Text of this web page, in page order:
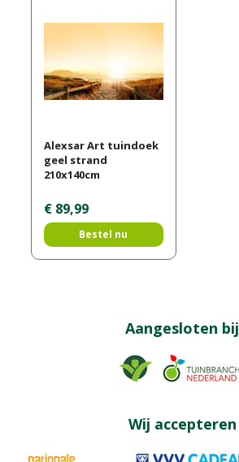
Alexsar Art tuindoek
geel strand
210x140cm
€ 89,99
Bestel nu
Aangesloten bij
Wij accepteren